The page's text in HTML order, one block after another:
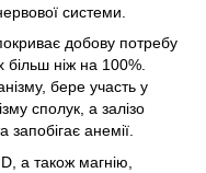
системи.
добову потребу
ніж на 100%.
бере участь у
сполук, а залізо
анемії.
D, а також магнію,